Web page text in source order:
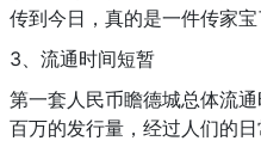
传到今日，真的是一件传家
3、流通时间短暂
第一套人民币瞻德城总体流
百万的发行量，经过人们的